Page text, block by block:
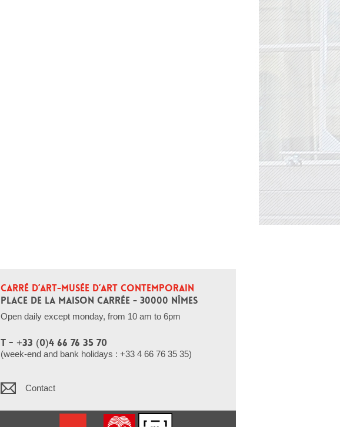
CARRÉ D’ART-MUSÉE D’ART CONTEMPORAIN
PLACE DE LA MAISON CARRÉE - 30000 NÎMES
Open daily except monday, from 10 am to 6pm
T - +33 (0)4 66 76 35 70
(week-end and bank holidays : +33 4 66 76 35 35)
Contact